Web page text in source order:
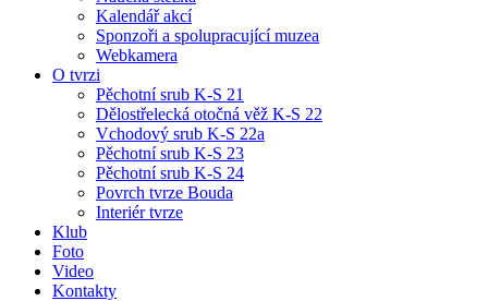
Kalendář akcí
Sponzoři a spolupracující muzea
Webkamera
O tvrzi
Pěchotní srub K-S 21
Dělostřelecká otočná věž K-S 22
Vchodový srub K-S 22a
Pěchotní srub K-S 23
Pěchotní srub K-S 24
Povrch tvrze Bouda
Interiér tvrze
Klub
Foto
Video
Kontakty